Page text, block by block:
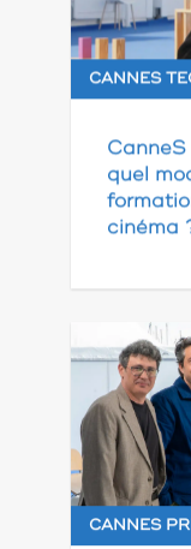
CANNES
quel
cinéma
CANNES